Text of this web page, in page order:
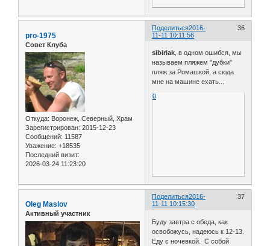
Поделиться 36
2016-
11-11 10:11:56
pro-1975
Совет Клуба
Откуда: Воронеж, Северный, Храм
Зарегистрирован: 2015-12-23
Сообщений: 11587
Уважение: +18535
Последний визит:
2026-03-24 11:23:20
sibiriak, в одном ошибся, мы
называем пляжем "дубки"
пляж за Ромашкой, а сюда
мне на машине ехать...
0
Поделиться 37
2016-
11-11 10:15:30
Oleg Maslov
Активный участник
Буду завтра с обеда, как
освобожусь, надеюсь к 12-13.
Еду с ночевкой. С собой